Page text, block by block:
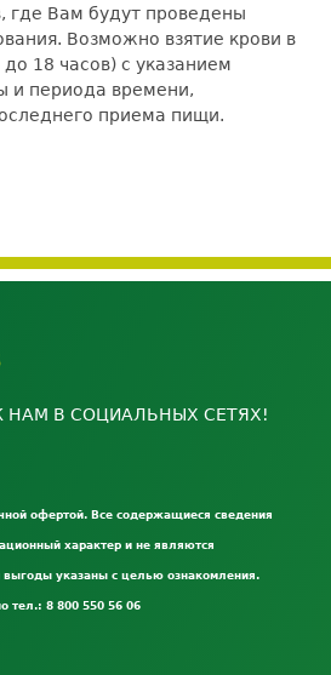
где Вам будут проведены
Возможно взятие крови в
18 часов) с указанием
и периода времени,
приема пищи.
НАМ В СОЦИАЛЬНЫХ СЕТЯХ!
офертой. Все содержащиеся сведения
характер и не являются
указаны с целью ознакомления.
тел.: 8 800 550 56 06